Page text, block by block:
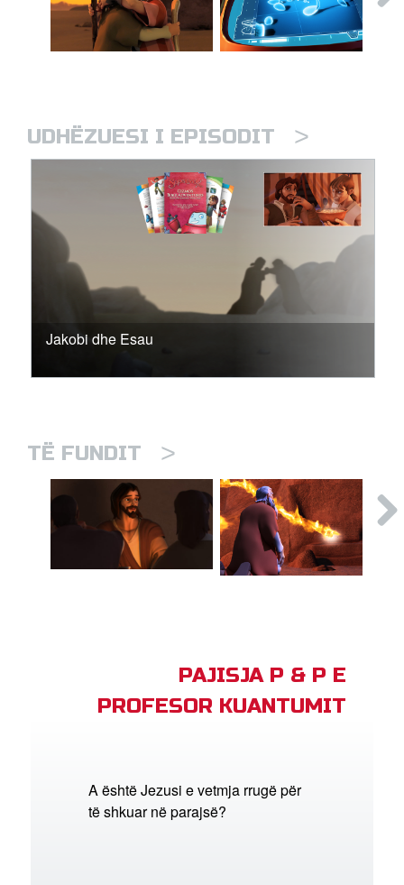
UDHËZUESI I EPISODIT >
Jakobi dhe Esau
TË FUNDIT >
PAJISJA P & P E
PROFESOR KUANTUMIT
A është Jezusi e vetmja rrugë për
të shkuar në parajsë?